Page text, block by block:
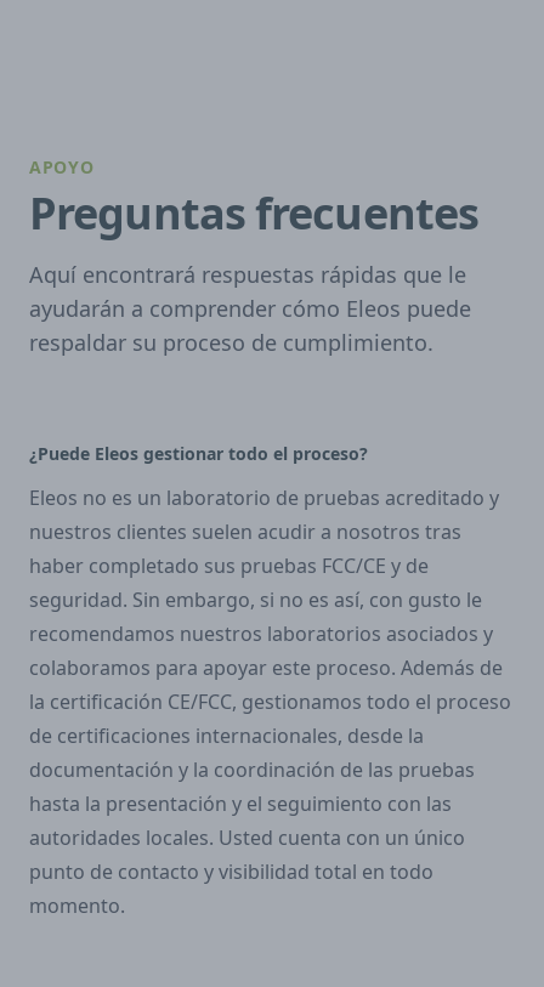
APOYO
Preguntas frecuentes
Aquí encontrará respuestas rápidas que le
ayudarán a comprender cómo Eleos puede
respaldar su proceso de cumplimiento.
¿Puede Eleos gestionar todo el proceso?
Eleos no es un laboratorio de pruebas acreditado y
nuestros clientes suelen acudir a nosotros tras
haber completado sus pruebas FCC/CE y de
seguridad. Sin embargo, si no es así, con gusto le
recomendamos nuestros laboratorios asociados y
colaboramos para apoyar este proceso. Además de
la certificación CE/FCC, gestionamos todo el proceso
de certificaciones internacionales, desde la
documentación y la coordinación de las pruebas
hasta la presentación y el seguimiento con las
autoridades locales. Usted cuenta con un único
punto de contacto y visibilidad total en todo
momento.